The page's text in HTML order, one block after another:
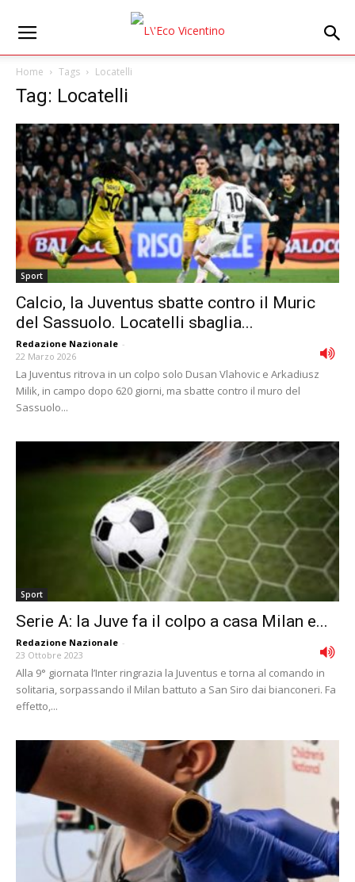
Home Tags Locatelli
Tag: Locatelli
Sport
Calcio, la Juventus sbatte contro il Muric
del Sassuolo. Locatelli sbaglia...
Redazione Nazionale -
22 Marzo 2026
La Juventus ritrova in un colpo solo Dusan Vlahovic e Arkadiusz
Milik, in campo dopo 620 giorni, ma sbatte contro il muro del
Sassuolo...
Sport
Serie A: la Juve fa il colpo a casa Milan e...
Redazione Nazionale -
23 Ottobre 2023
Alla 9° giornata l’Inter ringrazia la Juventus e torna al comando in
solitaria, sorpassando il Milan battuto a San Siro dai bianconeri. Fa
effetto,...